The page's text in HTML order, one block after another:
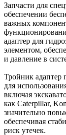
Запчасти для
обеспечении
важных
адаптер для
элементом,
и давление в
Тройник адаптер
для
включая
как Caterpillar,
значительно
обеспечивая
риск утечек.